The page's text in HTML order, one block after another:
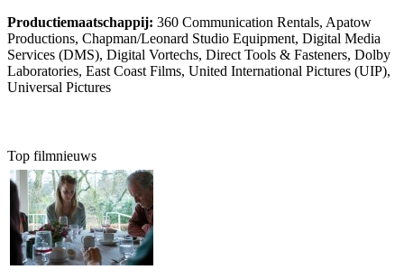
Productiemaatschappij: 360 Communication Rentals, Apatow
Productions, Chapman/Leonard Studio Equipment, Digital Media
Services (DMS), Digital Vortechs, Direct Tools & Fasteners, Dolby
Laboratories, East Coast Films, United International Pictures (UIP),
Universal Pictures
Top filmnieuws